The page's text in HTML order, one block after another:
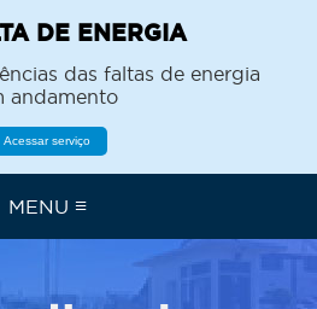
DE ENERGIA
das faltas de energia
andamento
Acessar serviço
MENU ≡